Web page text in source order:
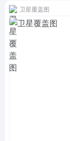
卫星覆盖图